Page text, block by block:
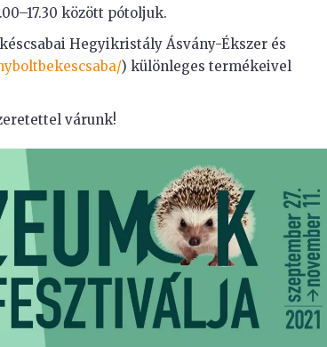
között pótoljuk.
Hegyikristály Ásvány-Ékszer és
) különleges termékeivel
várunk!